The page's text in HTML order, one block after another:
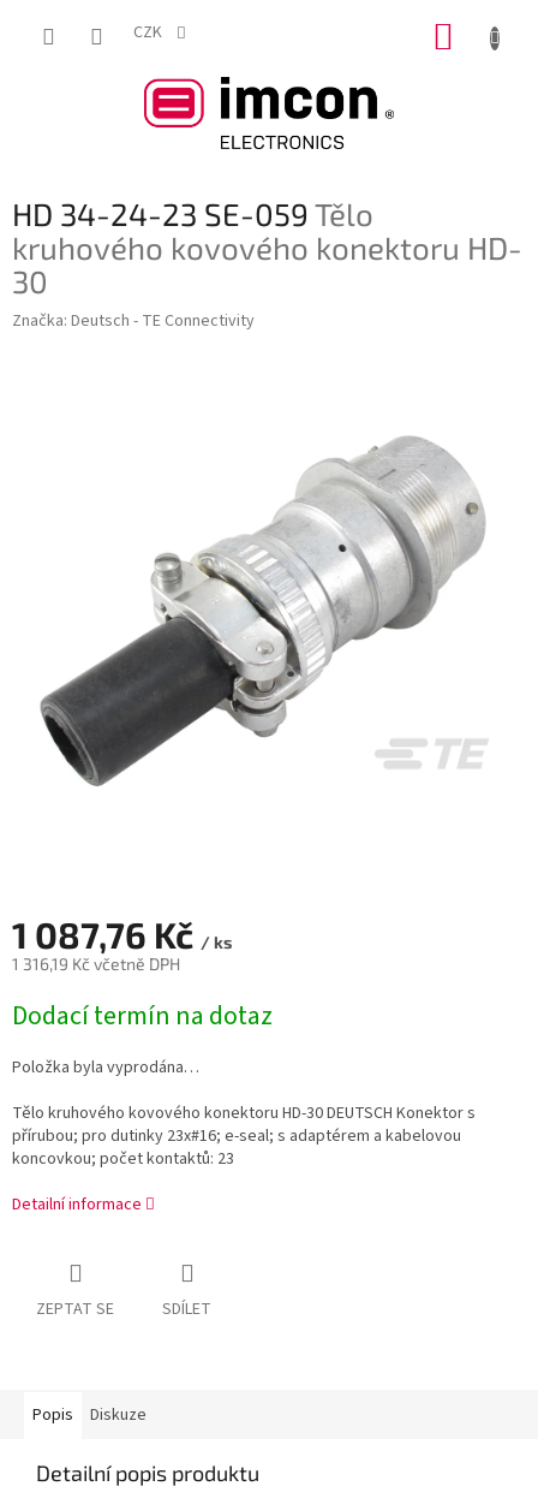
CZK
HD 34-24-23 SE-059 Tělo
kruhového kovového konektoru HD-
30
Značka: Deutsch - TE Connectivity
1 087,76 Kč / ks
1 316,19 Kč včetně DPH
cena:
Dodací termín na dotaz
Položka byla vyprodána…
Tělo kruhového kovového konektoru HD-30 DEUTSCH Konektor s
přírubou; pro dutinky 23x#16; e-seal; s adaptérem a kabelovou
koncovkou; počet kontaktů: 23
Detailní informace
ZEPTAT SE SDÍLET
Popis Diskuze
Detailní popis produktu